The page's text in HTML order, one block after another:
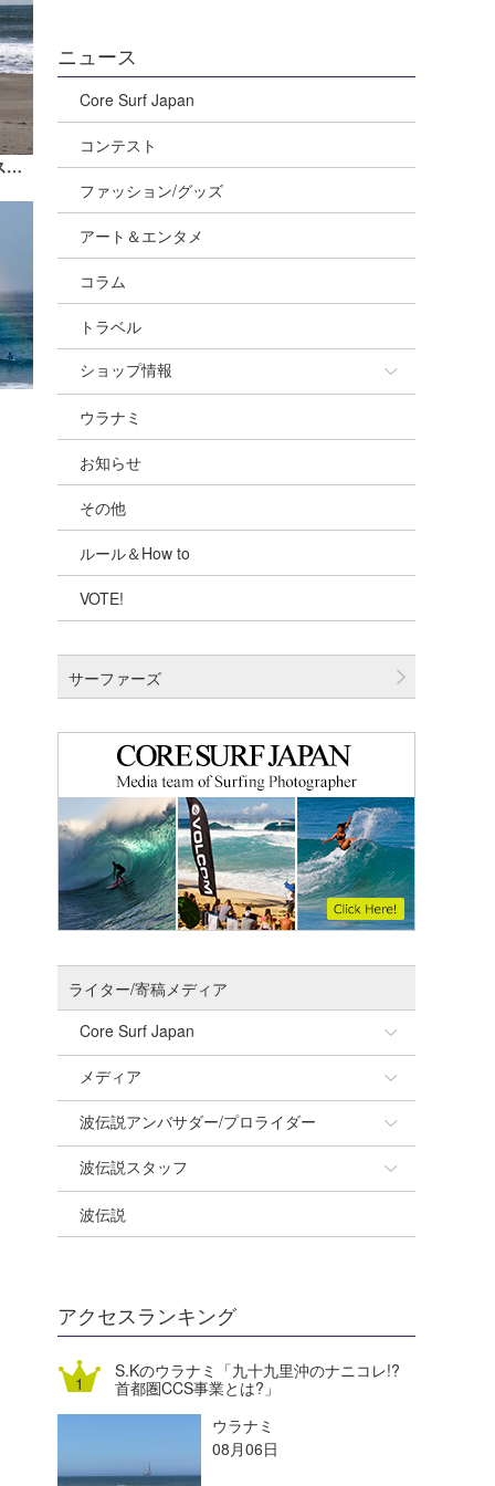
VLockのウラナミ『ロングボードのススメ』
ニュース
Core Surf Japan
コンテスト
ファッション/グッズ
アート＆エンタメ
コラム
トラベル
ショップ情報
ショップ情報
湘南
千葉北
伊豆
千葉南
四国
沖縄
ウラナミ
お知らせ
その他
ルール＆How to
VOTE!
サーファーズ
ライター/寄稿メディア
Core Surf Japan
Naoya Kimoto
mitsuteru Kamio
Yasunari Inoue
Yoshiyuki Obata
DELTA FORCE SURF
熊谷素子
メディア
SURFMEDIA
Colors MAGAZINE
WAVAL
波伝説アンバサダー/プロライダー
福島寿実子
中浦“JET”章
進士剛光
植村未来
波伝説スタッフ
☆加藤
Aichan
ECE
波伝説
アクセスランキング
S.Kのウラナミ「九十九里沖のナニコレ!?
首都圏CCS事業とは?」
ウラナミ
08月06日